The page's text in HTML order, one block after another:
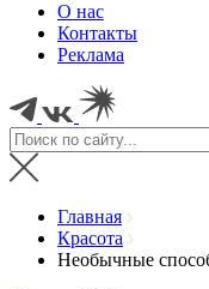
О нас
Контакты
Реклама
Главная
Красота
Необычные